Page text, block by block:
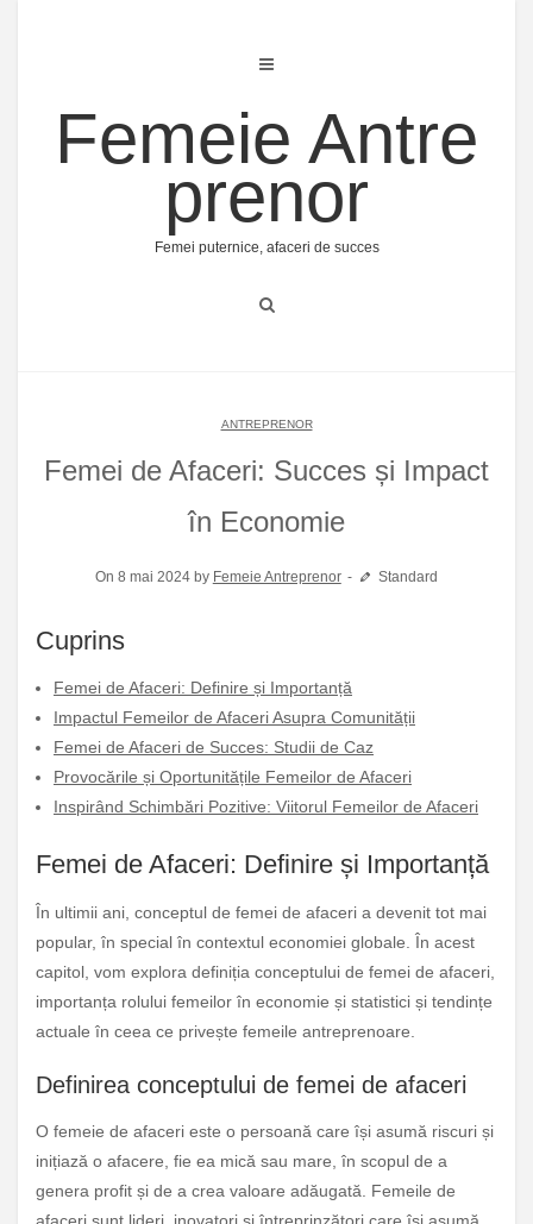
Femeie Antre
prenor
Femei puternice, afaceri de succes
ANTREPRENOR
Femei de Afaceri: Succes și Impact
în Economie
On 8 mai 2024 by Femeie Antreprenor Standard
Cuprins
Femei de Afaceri: Definire și Importanță
Impactul Femeilor de Afaceri Asupra Comunității
Femei de Afaceri de Succes: Studii de Caz
Provocările și Oportunitățile Femeilor de Afaceri
Inspirând Schimbări Pozitive: Viitorul Femeilor de Afaceri
Femei de Afaceri: Definire și Importanță
În ultimii ani, conceptul de femei de afaceri a devenit tot mai
popular, în special în contextul economiei globale. În acest
capitol, vom explora definiția conceptului de femei de afaceri,
importanța rolului femeilor în economie și statistici și tendințe
actuale în ceea ce privește femeile antreprenoare.
Definirea conceptului de femei de afaceri
O femeie de afaceri este o persoană care își asumă riscuri și
inițiază o afacere, fie ea mică sau mare, în scopul de a
genera profit și de a crea valoare adăugată. Femeile de